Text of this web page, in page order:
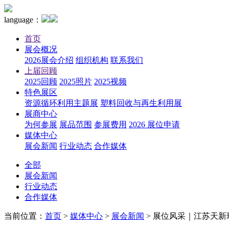
language：
首页
展会概况
2026展会介绍 组织机构 联系我们
上届回顾
2025回顾 2025照片 2025视频
特色展区
资源循环利用主题展 塑料回收与再生利用展
展商中心
为何参展 展品范围 参展费用 2026 展位申请
媒体中心
展会新闻 行业动态 合作媒体
全部
展会新闻
行业动态
合作媒体
当前位置： 首页 > 媒体中心 > 展会新闻 > 展位风采｜江苏天新